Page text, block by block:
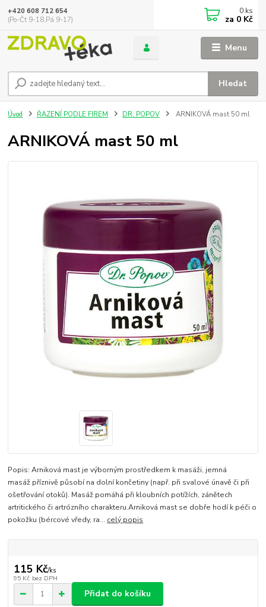
Menu
Hledat
+420 608 712 654
(Po-Čt 9-18,Pá 9-17)
0 ks
za 0 Kč
Úvod ŘAZENÍ PODLE FIREM DR. POPOV ARNIKOVÁ mast 50 ml
ARNIKOVÁ mast 50 ml
Popis: Arniková mast je výborným prostředkem k masáži, jemná
masáž příznivě působí na dolní končetiny (např. při svalové únavě či při
ošetřování otoků). Masáž pomáhá při kloubních potížích, zánětech
artritického či artrózního charakteru.Arniková mast se dobře hodí k péči o
pokožku (bércové vředy, ra... celý popis
115 Kč/ks
95 Kč bez DPH
Přidat do košíku